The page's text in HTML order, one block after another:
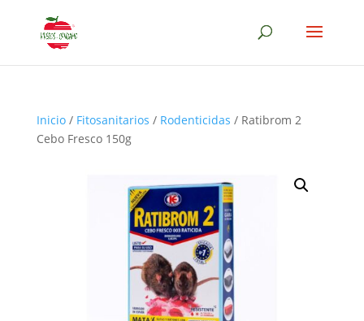
Inicio/ Fitosanitarios / Rodenticidas / Ratibrom 2
Cebo Fresco 150g